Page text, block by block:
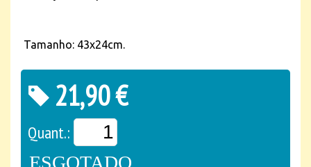
Tamanho: 43x24cm.
21,90 €
Quant.:
ESGOTADO